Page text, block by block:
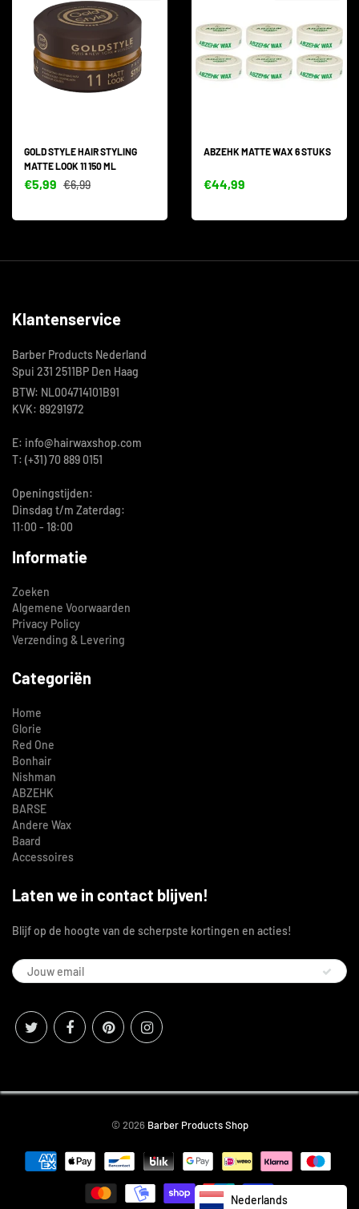
GOLD STYLE HAIR STYLING
MATTE LOOK 11 150 ML
€5,99 €6,99
ABZEHK MATTE WAX 6 STUKS
€44,99
Klantenservice
Barber Products Nederland
Spui 231 2511BP Den Haag
BTW: NL004714101B91
KVK: 89291972
E: info@hairwaxshop.com
T: (+31) 70 889 0151
Openingstijden:
Dinsdag t/m Zaterdag:
11:00 - 18:00
Informatie
Zoeken
Algemene Voorwaarden
Privacy Policy
Verzending & Levering
Categoriën
Home
Glorie
Red One
Bonhair
Nishman
ABZEHK
BARSE
Andere Wax
Baard
Accessoires
Laten we in contact blijven!
Blijf op de hoogte van de scherpste kortingen en acties!
© 2026 Barber Products Shop
Nederlands